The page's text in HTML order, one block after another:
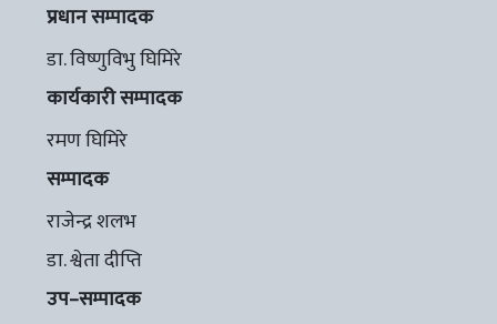
प्रधान सम्पादक
डा. विष्णुविभु घिमिरे
कार्यकारी सम्पादक
रमण घिमिरे
सम्पादक
राजेन्द्र शलभ
डा. श्वेता दीप्ति
उप–सम्पादक